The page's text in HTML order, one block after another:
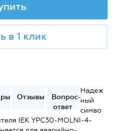
в 1 клик
Отзывы
Вопрос-
ответ
Надеж
ный
симво
IEK YPC30-MOLNI-4-